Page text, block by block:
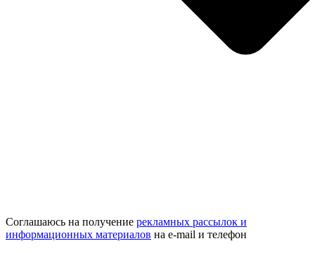
Соглашаюсь на получение рекламных рассылок и
информационных материалов на e‑mail и телефон